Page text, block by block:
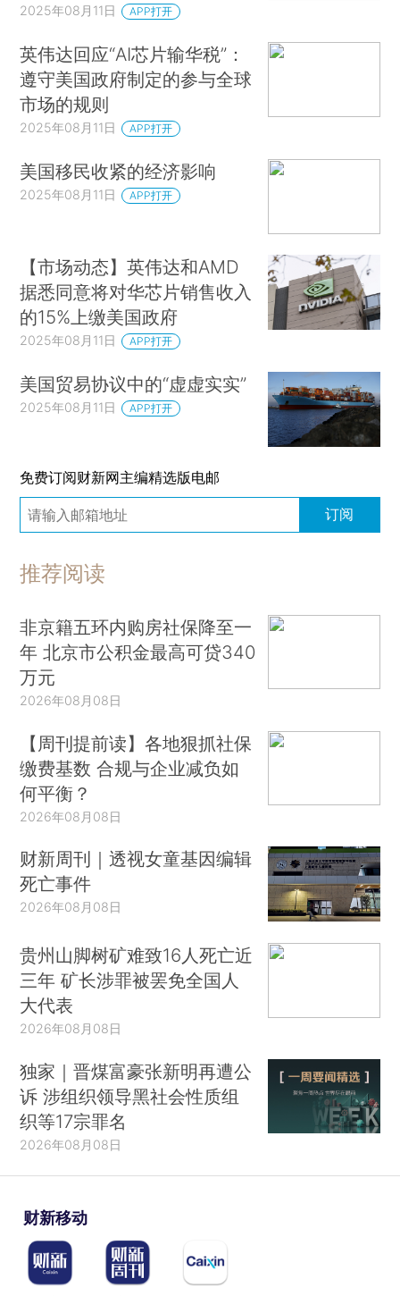
2025年08月11日 APP打开
英伟达回应“AI芯片输华税”：
遵守美国政府制定的参与全球
市场的规则
2025年08月11日 APP打开
美国移民收紧的经济影响
2025年08月11日 APP打开
【市场动态】英伟达和AMD
据悉同意将对华芯片销售收入
的15%上缴美国政府
2025年08月11日 APP打开
美国贸易协议中的“虚虚实实”
2025年08月11日 APP打开
免费订阅财新网主编精选版电邮
订阅
推荐阅读
非京籍五环内购房社保降至一
年 北京市公积金最高可贷340
万元
2026年08月08日
【周刊提前读】各地狠抓社保
缴费基数 合规与企业减负如
何平衡？
2026年08月08日
财新周刊｜透视女童基因编辑
死亡事件
2026年08月08日
贵州山脚树矿难致16人死亡近
三年 矿长涉罪被罢免全国人
大代表
2026年08月08日
独家｜晋煤富豪张新明再遭公
诉 涉组织领导黑社会性质组
织等17宗罪名
2026年08月08日
财新移动